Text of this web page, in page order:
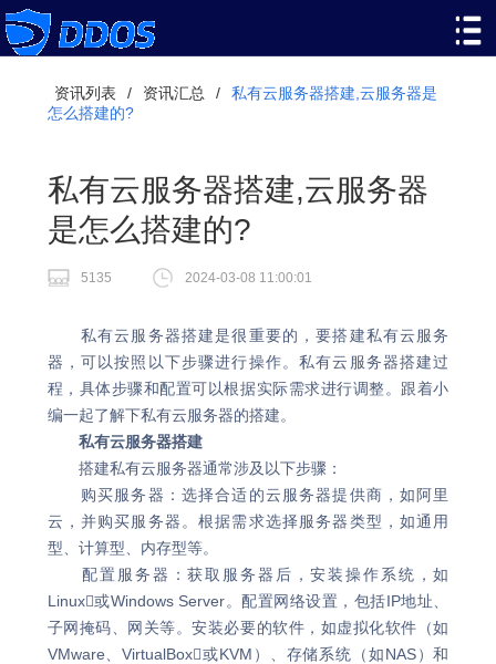
资讯列表 / 资讯汇总 /
私有云服务器搭建,云服务器是
怎么搭建的?
私有云服务器搭建,云服务器
是怎么搭建的?
5135 2024-03-08 11:00:01
私有云服务器搭建是很重要的，要搭建私有云服务
器，可以按照以下步骤进行操作。私有云服务器搭建过
程，具体步骤和配置可以根据实际需求进行调整。跟着小
编一起了解下私有云服务器的搭建。
私有云服务器搭建
搭建私有云服务器通常涉及以下步骤：
购买服务器：选择合适的云服务器提供商，如阿里
云，并购买服务器。根据需求选择服务器类型，如通用
型、计算型、内存型等。
配置服务器：获取服务器后，安装操作系统，如
Linux或Windows Server。配置网络设置，包括IP地址、
子网掩码、网关等。安装必要的软件，如虚拟化软件（如
VMware、VirtualBox或KVM）、存储系统（如NAS）和